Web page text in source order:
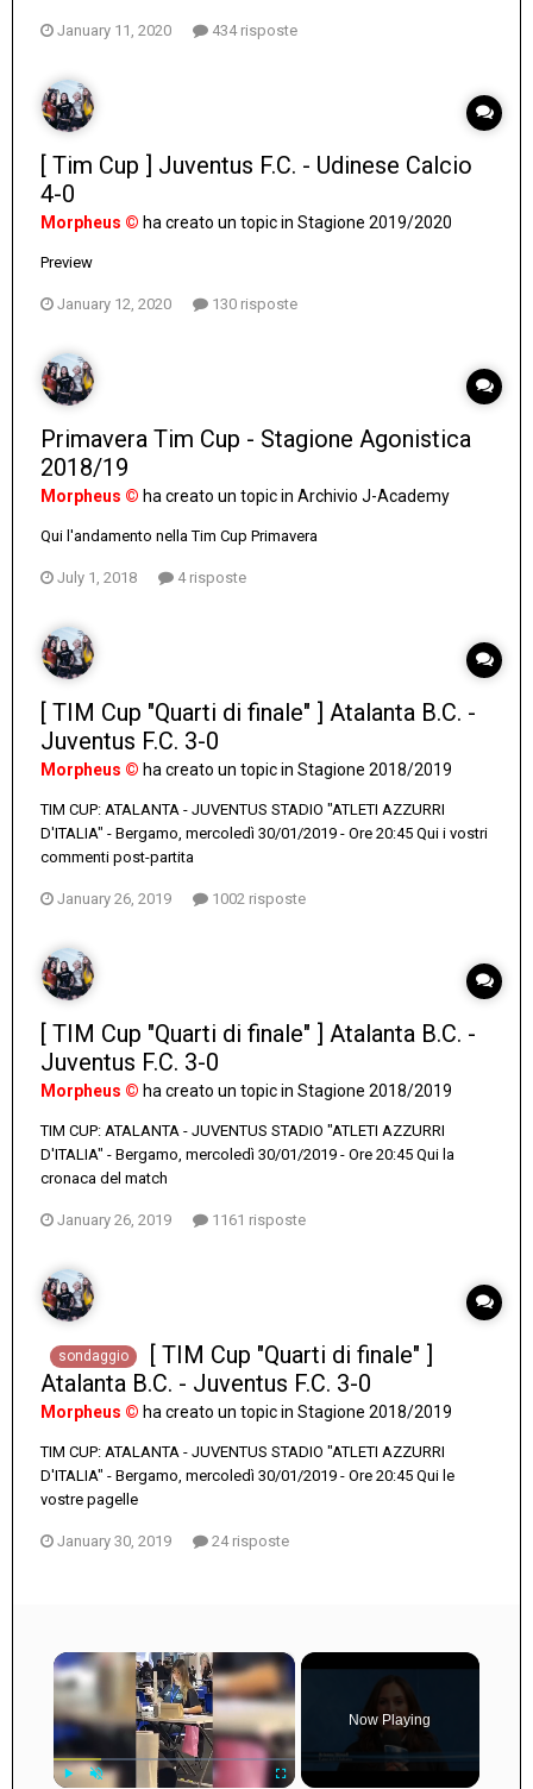
January 11, 2020 434 risposte
[ Tim Cup ] Juventus F.C. - Udinese Calcio
4-0
Morpheus © ha creato un topic in Stagione 2019/2020
Preview
January 12, 2020 130 risposte
Primavera Tim Cup - Stagione Agonistica
2018/19
Morpheus © ha creato un topic in Archivio J-Academy
Qui l'andamento nella Tim Cup Primavera
July 1, 2018 4 risposte
[ TIM Cup "Quarti di finale" ] Atalanta B.C. -
Juventus F.C. 3-0
Morpheus © ha creato un topic in Stagione 2018/2019
TIM CUP: ATALANTA - JUVENTUS STADIO "ATLETI AZZURRI
D'ITALIA" - Bergamo, mercoledì 30/01/2019 - Ore 20:45 Qui i vostri
commenti post-partita
January 26, 2019 1002 risposte
[ TIM Cup "Quarti di finale" ] Atalanta B.C. -
Juventus F.C. 3-0
Morpheus © ha creato un topic in Stagione 2018/2019
TIM CUP: ATALANTA - JUVENTUS STADIO "ATLETI AZZURRI
D'ITALIA" - Bergamo, mercoledì 30/01/2019 - Ore 20:45 Qui la
cronaca del match
January 26, 2019 1161 risposte
sondaggio
[ TIM Cup "Quarti di finale" ]
Atalanta B.C. - Juventus F.C. 3-0
Morpheus © ha creato un topic in Stagione 2018/2019
TIM CUP: ATALANTA - JUVENTUS STADIO "ATLETI AZZURRI
D'ITALIA" - Bergamo, mercoledì 30/01/2019 - Ore 20:45 Qui le
vostre pagelle
January 30, 2019 24 risposte
×
Now Playing